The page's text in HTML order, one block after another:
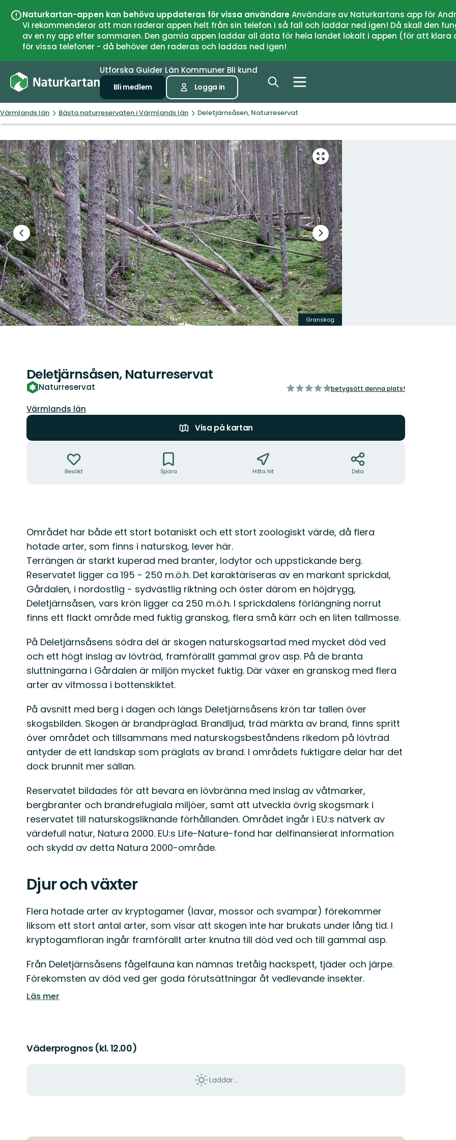
Naturkartan-appen kan behöva uppdateras för vissa användareAnvändare av Naturkartans app för
Vi rekommenderar att man raderar appen helt från sin telefon i så fall och laddar ned igen! Då skall den
av en ny app efter sommaren. Den gamla appen laddar all data för hela landet lokalt i appen (för att
för vissa telefoner - då behöver den raderas och laddas ned igen!
Utforska Guider Län Kommuner Bli kund
Bli medlem Logga in
Värmlands län Bästa naturreservaten i Värmlands län Deletjärnsåsen, Naturreservat
Gå
till
helskärmsläge
Föregående
bild
Nästa
bildspel
Granskog
Deletjärnsåsen, Naturreservat
Naturreservat
av
betygsätt denna plats!
Län:
Värmlands län
Visa på kartan
Besökt Spara Hitta hit Dela
Beskrivning
Området har både ett stort botaniskt och ett stort zoologiskt värde, då flera
hotade arter, som finns i naturskog, lever här.
Terrängen är starkt kuperad med branter, lodytor och uppstickande berg.
Reservatet ligger ca 195 - 250 m.ö.h. Det karaktäriseras av en markant sprickdal,
Gårdalen, i nordostlig - sydvästlig riktning och öster därom en höjdrygg,
Deletjärnsåsen, vars krön ligger ca 250 m.ö.h. I sprickdalens förlängning norrut
finns ett flackt område med fuktig granskog, flera små kärr och en liten tallmosse.
På Deletjärnsåsens södra del är skogen naturskogsartad med mycket död ved
och ett högt inslag av lövträd, framförallt gammal grov asp. På de branta
sluttningarna i Gårdalen är miljön mycket fuktig. Där växer en granskog med flera
arter av vitmossa i bottenskiktet.
På avsnitt med berg i dagen och längs Deletjärnsåsens krön tar tallen över
skogsbilden. Skogen är brandpräglad. Brandljud, träd märkta av brand, finns spritt
över området och tillsammans med naturskogsbeståndens rikedom på lövträd
antyder de ett landskap som präglats av brand. I områdets fuktigare delar har det
dock brunnit mer sällan.
Reservatet bildades för att bevara en lövbränna med inslag av våtmarker,
bergbranter och brandrefugiala miljöer, samt att utveckla övrig skogsmark i
reservatet till naturskogsliknande förhållanden. Området ingår i EU:s nätverk av
värdefull natur, Natura 2000. EU:s Life-Nature-fond har delfinansierat information
och skydd av detta Natura 2000-område.
Djur och växter
Flera hotade arter av kryptogamer (lavar, mossor och svampar) förekommer
liksom ett stort antal arter, som visar att skogen inte har brukats under lång tid. I
kryptogamfloran ingår framförallt arter knutna till död ved och till gammal asp.
Från Deletjärnsåsens fågelfauna kan nämnas tretåig hackspett, tjäder och järpe.
Förekomsten av död ved ger goda förutsättningar åt vedlevande insekter.
Läs mer
Väderprognos (kl. 12.00)
Laddar...